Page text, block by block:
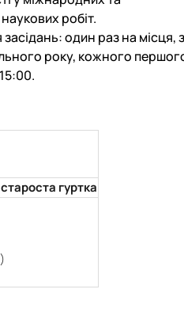
робіт.
один раз на місця, з
року, кожного
староста гуртка